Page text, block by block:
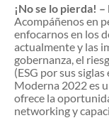
¡No se lo pierda!
Acompáñenos en
enfocarnos en los
actualmente y las
gobernanza, el
(ESG por sus
Moderna 2022 es
ofrece la
networking y